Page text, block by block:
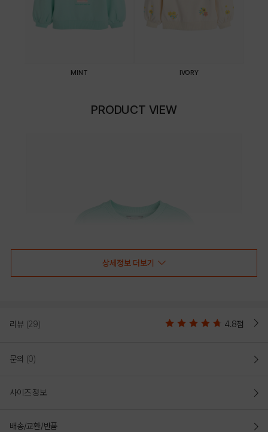
MINT IVORY
PRODUCT VIEW
상세정보 더보기
리뷰 (29) 4.8점
문의 (0)
사이즈 정보
배송/교환/반품